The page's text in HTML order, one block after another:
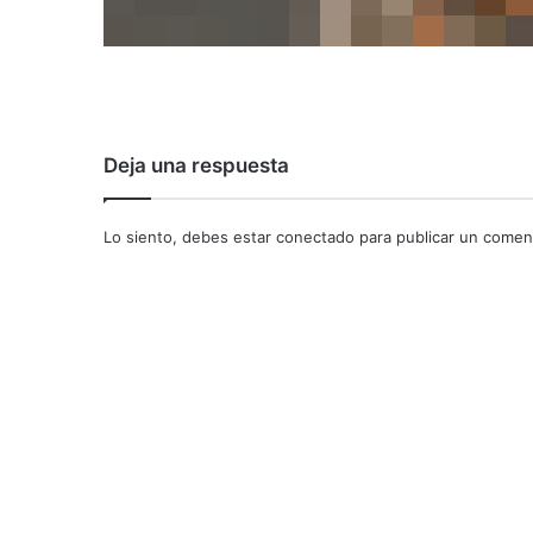
Deja una respuesta
Lo siento, debes estar conectado para publicar un